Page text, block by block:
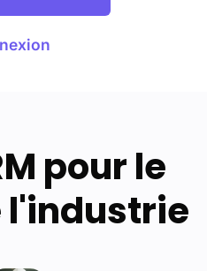
pour le
l'industrie